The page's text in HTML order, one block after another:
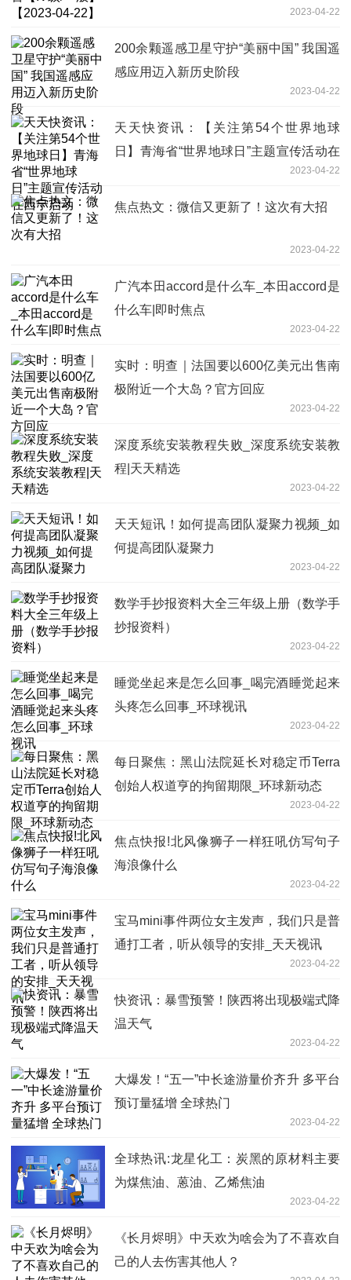
2023-04-22
200余颗遥感卫星守护“美丽中国” 我国遥
感应用迈入新历史阶段
2023-04-22
天天快资讯：【关注第54个世界地球
日】青海省“世界地球日”主题宣传活动在
2023-04-22
焦点热文：微信又更新了！这次有大招
2023-04-22
广汽本田accord是什么车_本田accord是
什么车|即时焦点
2023-04-22
实时：明查｜法国要以600亿美元出售南
极附近一个大岛？官方回应
2023-04-22
深度系统安装教程失败_深度系统安装教
程|天天精选
2023-04-22
天天短讯！如何提高团队凝聚力视频_如
何提高团队凝聚力
2023-04-22
数学手抄报资料大全三年级上册（数学手
抄报资料）
2023-04-22
睡觉坐起来是怎么回事_喝完酒睡觉起来
头疼怎么回事_环球视讯
2023-04-22
每日聚焦：黑山法院延长对稳定币Terra
创始人权道亨的拘留期限_环球新动态
2023-04-22
焦点快报!北风像狮子一样狂吼仿写句子
海浪像什么
2023-04-22
宝马mini事件两位女主发声，我们只是普
通打工者，听从领导的安排_天天视讯
2023-04-22
快资讯：暴雪预警！陕西将出现极端式降
温天气
2023-04-22
大爆发！“五一”中长途游量价齐升 多平台
预订量猛增 全球热门
2023-04-22
全球热讯:龙星化工：炭黑的原材料主要
为煤焦油、蒽油、乙烯焦油
2023-04-22
《长月烬明》中天欢为啥会为了不喜欢自
己的人去伤害其他人？